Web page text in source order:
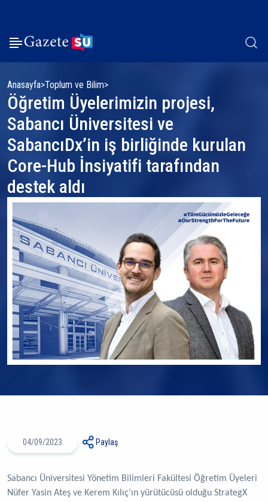
Anasayfa Toplum ve Bilim
Öğretim Üyelerimizin projesi,
Sabancı Üniversitesi ve
SabancıDx’in iş birliğinde kurulan
Core-Hub İnsiyatifi tarafından
destek aldı
04/09/2023 Paylaş
Sabancı Üniversitesi Yönetim Bilimleri Fakültesi Öğretim Üyeleri
Nüfer Yasin Ateş ve Kerem Kılıç’ın yürütücüsü olduğu StrategX